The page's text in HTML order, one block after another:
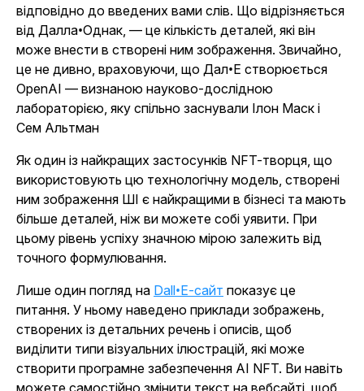
відповідно до введених вами слів. Що відрізняється
від Далла•Однак, — це кількість деталей, які він
може внести в створені ним зображення. Звичайно,
це не дивно, враховуючи, що Дал•E створюється
OpenAI — визнаною науково-дослідною
лабораторією, яку спільно заснували Ілон Маск і
Сем Альтман
Як один із найкращих застосунків NFT-творця, що
використовують цю технологічну модель, створені
ним зображення ШІ є найкращими в бізнесі та мають
більше деталей, ніж ви можете собі уявити. При
цьому рівень успіху значною мірою залежить від
точного формулювання.
Лише один погляд на Dall•Е-сайт показує це
питання. У ньому наведено приклади зображень,
створених із детальних речень і описів, щоб
виділити типи візуальних ілюстрацій, які може
створити програмне забезпечення AI NFT. Ви навіть
можете самостійно змінити текст на вебсайті, щоб